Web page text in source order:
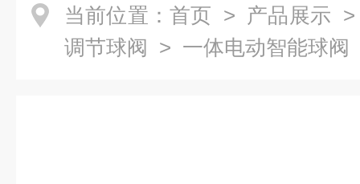
当前位置： 首页 > 产品展示
调节球阀 > 一体电动智能球阀